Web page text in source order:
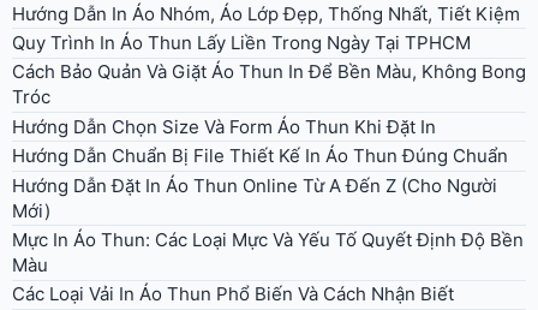
Hướng Dẫn In Áo Nhóm, Áo Lớp Đẹp, Thống Nhất, Tiết Kiệm
Quy Trình In Áo Thun Lấy Liền Trong Ngày Tại TPHCM
Cách Bảo Quản Và Giặt Áo Thun In Để Bền Màu, Không Bong
Tróc
Hướng Dẫn Chọn Size Và Form Áo Thun Khi Đặt In
Hướng Dẫn Chuẩn Bị File Thiết Kế In Áo Thun Đúng Chuẩn
Hướng Dẫn Đặt In Áo Thun Online Từ A Đến Z (Cho Người
Mới)
Mực In Áo Thun: Các Loại Mực Và Yếu Tố Quyết Định Độ Bền
Màu
Các Loại Vải In Áo Thun Phổ Biến Và Cách Nhận Biết